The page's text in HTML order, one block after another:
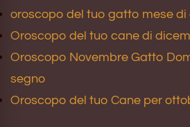
oroscopo del tuo gatto mese
Oroscopo del tuo cane di
Oroscopo Novembre Gatto
segno
Oroscopo del tuo Cane per